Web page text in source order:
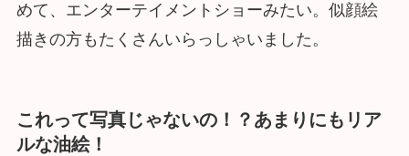
めて、エンターテイメントショーみたい。似顔絵
描きの方もたくさんいらっしゃいました。
これって写真じゃないの！？あまりにもリア
ルな油絵！